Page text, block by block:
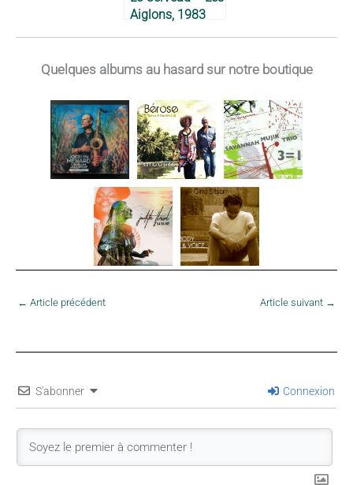
Aiglons, 1983
Quelques albums au hasard sur notre boutique
← Article précédent Article suivant →
S'abonner Connexion